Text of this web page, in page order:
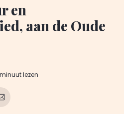
en
aan de Oude
minuut lezen
Deel